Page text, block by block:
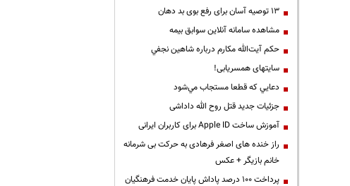
13 توصیه آسان برای رفع بوی بد دهان
مشاهده سامانه آنلاين سوابق بیمه
حكم آيت‌الله مكارم درباره شاهين نجفي
سایتهای همسریابی!
دعايي كه قطعا مستجاب مي‌شود
جزئیات جدید قتل روح الله داداشی
آموزش ساخت Apple ID برای کاربران ایرانی
راز خنده های اصغر فرهادی به حرکت بی شرمانه
خانم بازیگر + عکس
پرداخت ۱۰۰ درصد پاداش پایان خدمت فرهنگیان